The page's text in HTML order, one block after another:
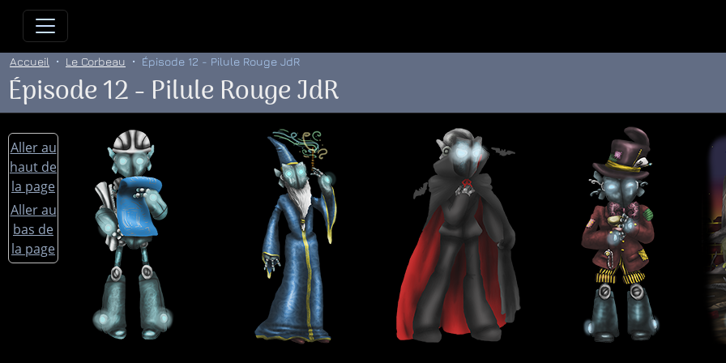
Allez directement au contenu
Accueil Le Corbeau Épisode 12 - Pilule Rouge JdR
Épisode 12 - Pilule Rouge JdR
Aller au
haut de
la page
Aller au
bas de
la page